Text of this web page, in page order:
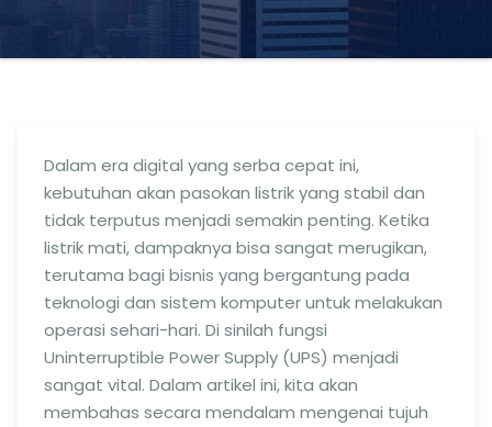
Dalam era digital yang serba cepat ini,
kebutuhan akan pasokan listrik yang stabil dan
tidak terputus menjadi semakin penting. Ketika
listrik mati, dampaknya bisa sangat merugikan,
terutama bagi bisnis yang bergantung pada
teknologi dan sistem komputer untuk melakukan
operasi sehari-hari. Di sinilah fungsi
Uninterruptible Power Supply (UPS) menjadi
sangat vital. Dalam artikel ini, kita akan
membahas secara mendalam mengenai tujuh